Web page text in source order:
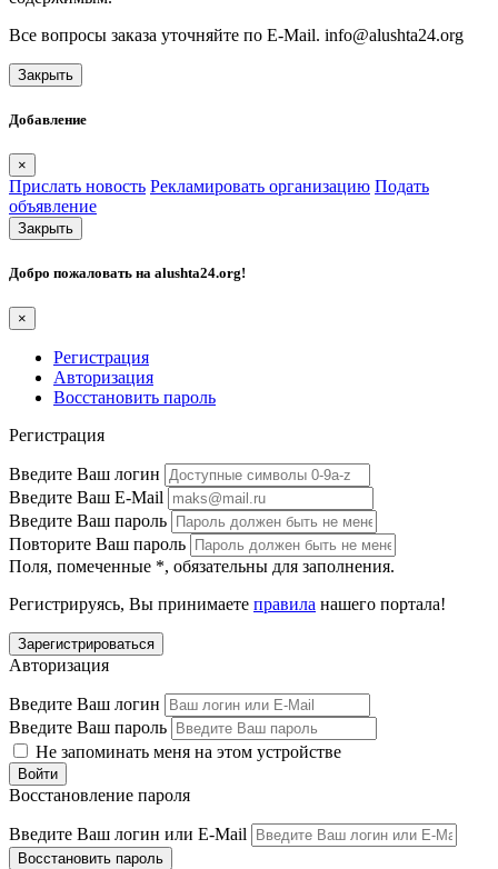
Все вопросы заказа уточняйте по E-Mail. info@alushta24.org
Закрыть
Добавление
×
Прислать новость Рекламировать организацию Подать
объявление
Закрыть
Добро пожаловать на alushta24.org!
×
Регистрация
Авторизация
Восстановить пароль
Регистрация
Введите Ваш логин
Введите Ваш E-Mail
Введите Ваш пароль
Повторите Ваш пароль
Поля, помеченные *, обязательны для заполнения.
Регистрируясь, Вы принимаете правила нашего портала!
Авторизация
Введите Ваш логин
Введите Ваш пароль
Не запоминать меня на этом устройстве
Восстановление пароля
Введите Ваш логин или E-Mail